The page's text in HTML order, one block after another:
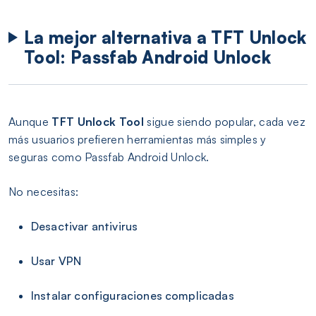
La mejor alternativa a TFT Unlock
Tool: Passfab Android Unlock
Aunque TFT Unlock Tool sigue siendo popular, cada vez
más usuarios prefieren herramientas más simples y
seguras como Passfab Android Unlock.
No necesitas:
Desactivar antivirus
Usar VPN
Instalar configuraciones complicadas